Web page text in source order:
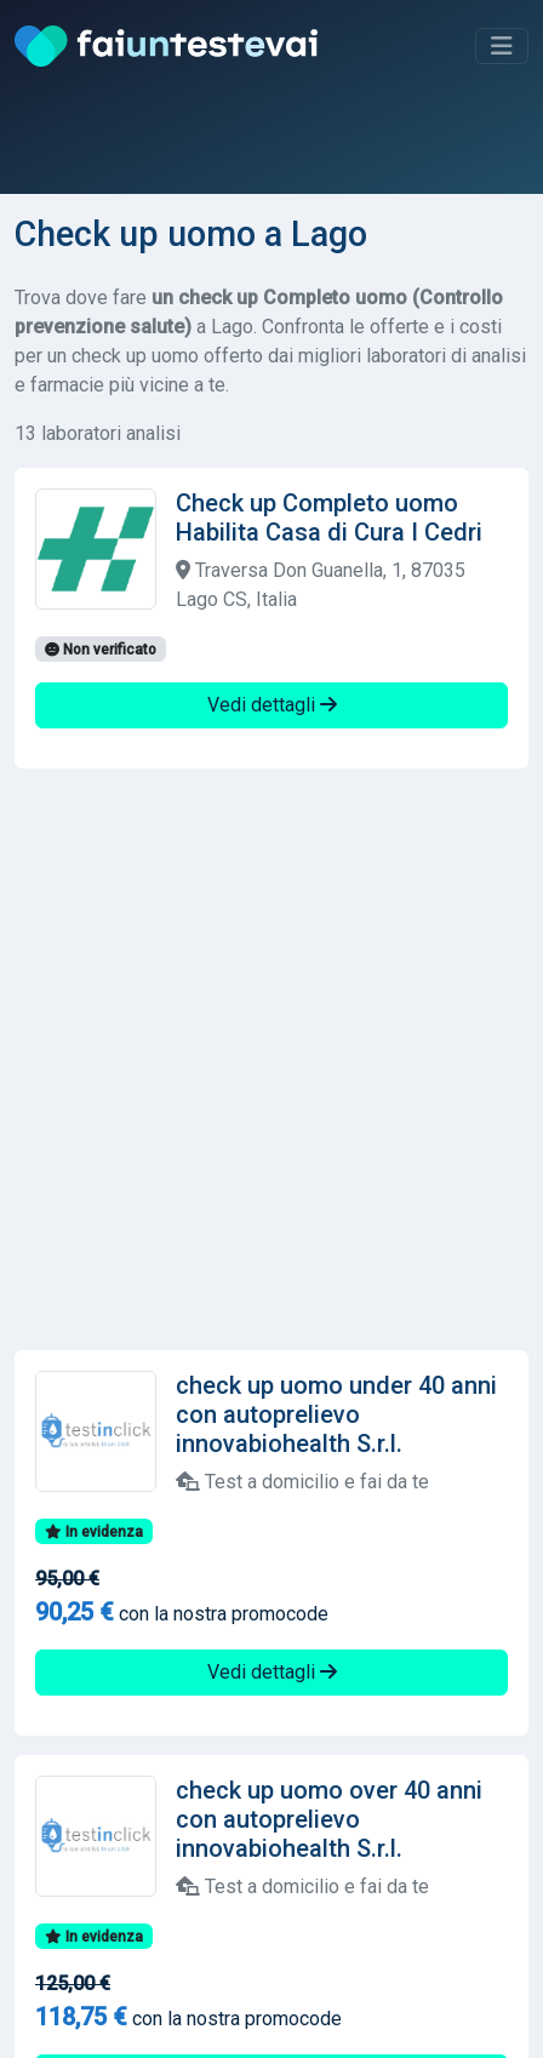
Check up uomo a Lago
Trova dove fare un check up Completo uomo (Controllo
prevenzione salute) a Lago. Confronta le offerte e i costi
per un check up uomo offerto dai migliori laboratori di analisi
e farmacie più vicine a te.
13 laboratori analisi
Check up Completo uomo
Habilita Casa di Cura I Cedri
Traversa Don Guanella, 1, 87035
Lago CS, Italia
Non verificato
Vedi dettagli
check up uomo under 40 anni
con autoprelievo
innovabiohealth S.r.l.
Test a domicilio e fai da te
In evidenza
95,00 €
90,25 € con la nostra promocode
Vedi dettagli
check up uomo over 40 anni
con autoprelievo
innovabiohealth S.r.l.
Test a domicilio e fai da te
In evidenza
125,00 €
118,75 € con la nostra promocode